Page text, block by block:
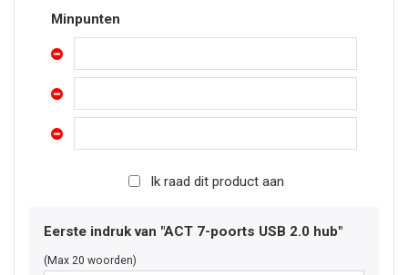
Minpunten
Ik raad dit product aan
Eerste indruk van "ACT 7-poorts USB 2.0 hub"
(Max 20 woorden)